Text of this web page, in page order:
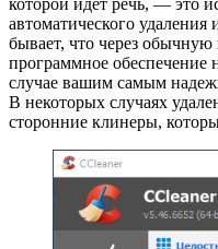
которой идет речь, — это
автоматического
бывает, что через
программное обеспечение
случае вашим самым
В некоторых случаях
сторонние клинеры,